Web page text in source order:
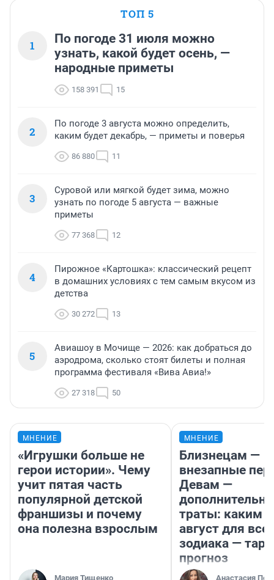
ТОП 5
1
По погоде 31 июля можно
узнать, какой будет осень, —
народные приметы
158 391 15
2
По погоде 3 августа можно определить,
каким будет декабрь, — приметы и поверья
86 880 11
3
Суровой или мягкой будет зима, можно
узнать по погоде 5 августа — важные
приметы
77 368 12
4
Пирожное «Картошка»: классический рецепт
в домашних условиях с тем самым вкусом из
детства
30 272 13
5
Авиашоу в Мочище — 2026: как добраться до
аэродрома, сколько стоят билеты и полная
программа фестиваля «Вива Авиа!»
27 318 50
МНЕНИЕ
«Игрушки больше не
герои истории». Чему
учит пятая часть
популярной детской
франшизы и почему
она полезна взрослым
Мария Тищенко
МНЕНИЕ
Близнецам —
внезапные
Девам —
траты: каким
август для
зодиака —
прогноз
Анастасия